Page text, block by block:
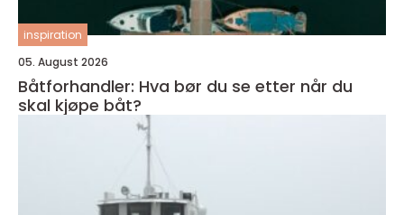
inspiration
05. August 2026
Båtforhandler: Hva bør du se etter når du
skal kjøpe båt?